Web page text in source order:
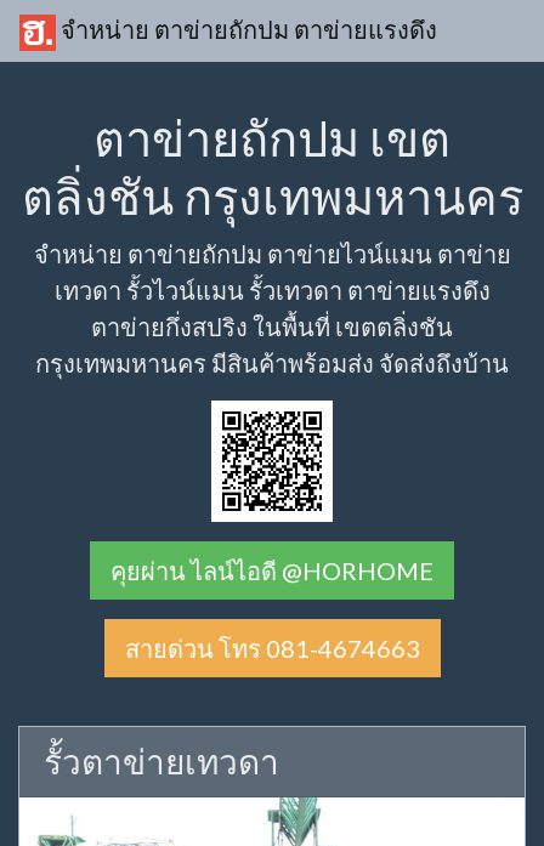
จำหน่าย ตาข่ายถักปม ตาข่ายแรงดึง
ตาข่ายถักปม เขต
ตลิ่งชัน กรุงเทพมหานคร
จำหน่าย ตาข่ายถักปม ตาข่ายไวน์แมน ตาข่าย
เทวดา รั้วไวน์แมน รั้วเทวดา ตาข่ายแรงดึง
ตาข่ายกึ่งสปริง ในพื้นที่ เขตตลิ่งชัน
กรุงเทพมหานคร มีสินค้าพร้อมส่ง จัดส่งถึงบ้าน
คุยผ่าน ไลน์ไอดี @HORHOME
สายด่วน โทร 081-4674663
รั้วตาข่ายเทวดา